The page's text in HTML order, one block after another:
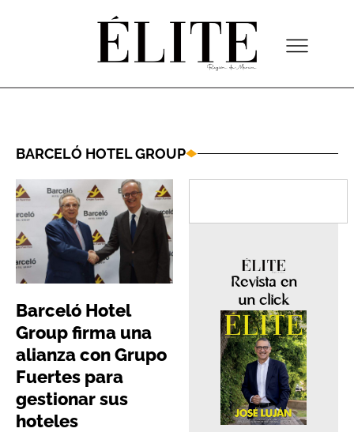
BARCELÓ HOTEL GROUP
Barceló Hotel
Group firma una
alianza con Grupo
Fuertes para
gestionar sus
hoteles
Revista en
un click